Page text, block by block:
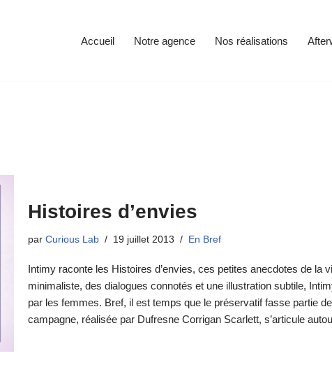
Accueil Notre agence Nos réalisations
Histoires d’envies
par Curious Lab 19 juillet 2013 En Bref
Intimy raconte les Histoires d’envies, ces petites anecdotes de
minimaliste, des dialogues connotés et une illustration subtile,
par les femmes. Bref, il est temps que le préservatif fasse partie
campagne, réalisée par Dufresne Corrigan Scarlett, s’articule